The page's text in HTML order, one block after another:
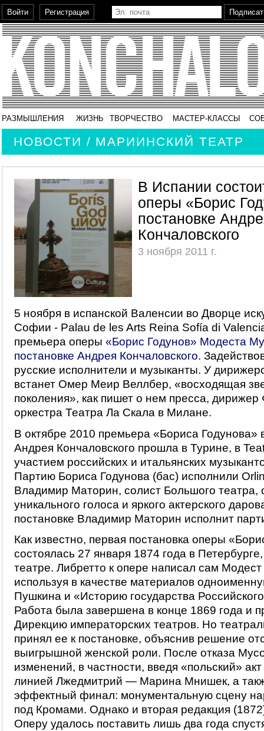
РАЗМЫШЛЕНИЯ ЖИЗНЬ ТВОРЧЕСТВО МАСТЕР-КЛАССЫ
НОВОСТИ / МАРИИНСКИЙ ТЕАТР
В Испании
оперы «Борис
постановке
Кончаловского
3 ноября 2011 г.
5 ноября в испанской Валенсии во Дворце
Софии - Palau de les Arts Reina Sofía di
премьера оперы «Борис Годунов» Модеста
постановке Андрея Кончаловского.
русские исполнители и музыканты. У
встанет Омер Меир Веллбер, «восходящая
поколения», как пишет о нем пресса, дирижер
оркестра Театра Ла Скала в Милане.
В октябре 2010 премьера «Бориса Годунова»
Андрея Кончаловского прошла в Турине, в
участием российских и итальянских
Партию Бориса Годунова (бас) исполнили
Владимир Маторин, солист Большого театра,
уникального голоса и яркого актерского
постановке Владимир Маторин исполнит
Как известно, первая постановка оперы
состоялась 27 января 1874 года в
театре. Либретто к опере написал сам
используя в качестве материалов
Пушкина и «Историю государства
Работа была завершена в конце 1869 года и
Дирекцию императорских театров. Но
принял ее к постановке, объяснив решение
выигрышной женской роли. После отказа
изменений, в частности, введя «польский»
линией Лжедмитрий — Марина Мнишек, а
эффектный финал: монументальную сцену
под Кромами. Однако и вторая редакция
Оперу удалось поставить лишь два года